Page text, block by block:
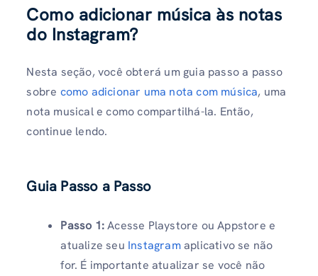
Como adicionar música às notas
do Instagram?
Nesta seção, você obterá um guia passo a passo
sobre como adicionar uma nota com música, uma
nota musical e como compartilhá-la. Então,
continue lendo.
Guia Passo a Passo
Passo 1:Acesse Playstore ou Appstore e
atualize seu Instagramaplicativo se não
for. É importante atualizar se você não